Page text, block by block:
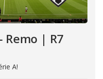
Remo | R7
A!